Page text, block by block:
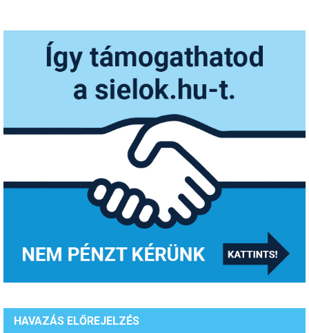
HAVAZÁS ELŐREJELZÉS